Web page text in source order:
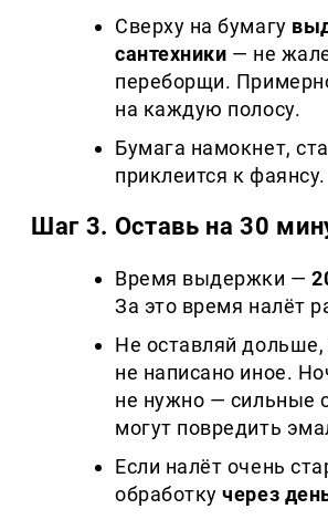
Сверху на бумагу
сантехники — не
переборщи.
на каждую полосу.
Бумага намокнет,
приклеится к фаянсу.
Шаг 3. Оставь на 30
Время выдержки —
За это время налёт
Не оставляй дольше,
не написано иное.
не нужно — сильные
могут повредить
Если налёт очень
обработкучерез